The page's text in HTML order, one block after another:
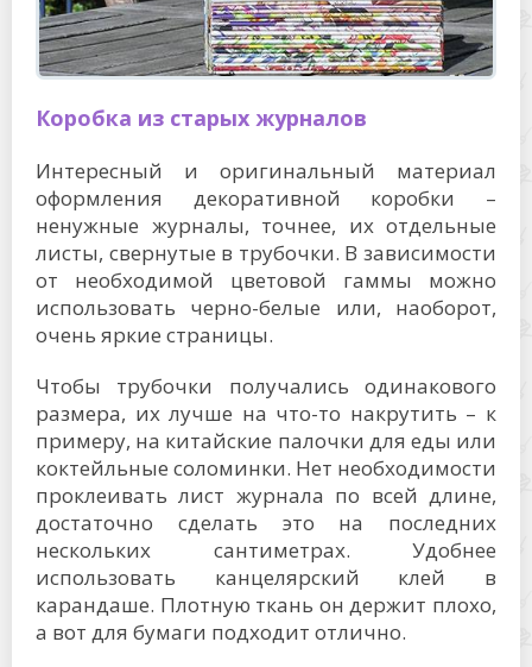
Коробка из старых журналов
Интересный и оригинальный материал
оформления декоративной коробки –
ненужные журналы, точнее, их отдельные
листы, свернутые в трубочки. В зависимости
от необходимой цветовой гаммы можно
использовать черно-белые или, наоборот,
очень яркие страницы.
Чтобы трубочки получались одинакового
размера, их лучше на что-то накрутить – к
примеру, на китайские палочки для еды или
коктейльные соломинки. Нет необходимости
проклеивать лист журнала по всей длине,
достаточно сделать это на последних
нескольких сантиметрах. Удобнее
использовать канцелярский клей в
карандаше. Плотную ткань он держит плохо,
а вот для бумаги подходит отлично.